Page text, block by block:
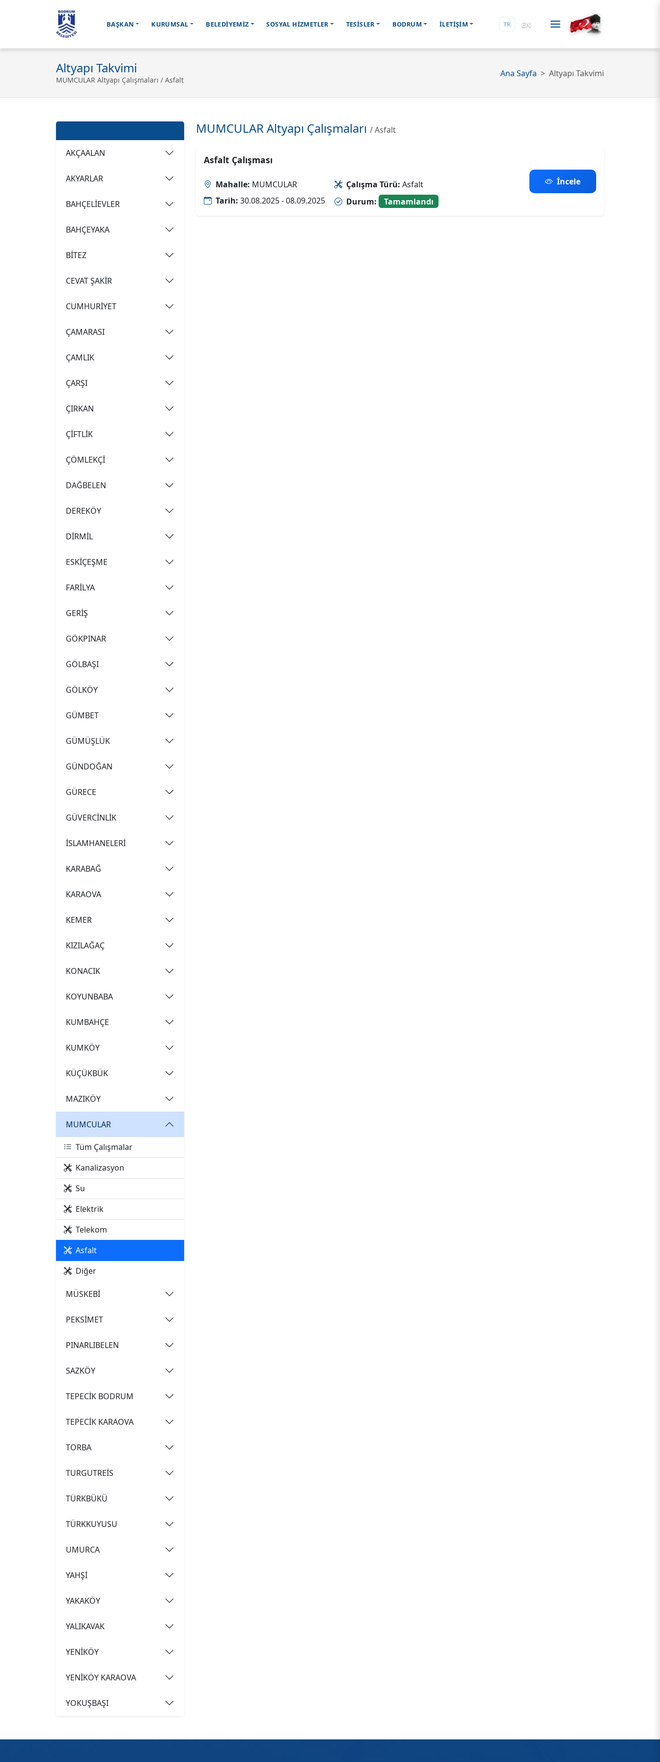
BAŞKAN KURUMSAL BELEDİYEMİZ SOSYAL HİZMETLER TESİSLER BODRUM İLETİŞİM TR EN
Altyapı Takvimi
MUMCULAR Altyapı Çalışmaları / Asfalt
Ana Sayfa Altyapı Takvimi
AKÇAALAN
AKYARLAR
BAHÇELİEVLER
BAHÇEYAKA
BİTEZ
CEVAT ŞAKİR
CUMHURİYET
ÇAMARASI
ÇAMLIK
ÇARŞI
ÇIRKAN
ÇİFTLİK
ÇÖMLEKÇİ
DAĞBELEN
DEREKÖY
DİRMİL
ESKİÇEŞME
FARİLYA
GERİŞ
GÖKPINAR
GÖLBAŞI
GÖLKÖY
GÜMBET
GÜMÜŞLÜK
GÜNDOĞAN
GÜRECE
GÜVERCİNLİK
İSLAMHANELERİ
KARABAĞ
KARAOVA
KEMER
KIZILAĞAÇ
KONACIK
KOYUNBABA
KUMBAHÇE
KUMKÖY
KÜÇÜKBÜK
MAZIKÖY
MUMCULAR
Tüm Çalışmalar
Kanalizasyon
Su
Elektrik
Telekom
Asfalt
Diğer
MÜSKEBİ
PEKSİMET
PINARLIBELEN
SAZKÖY
TEPECİK BODRUM
TEPECİK KARAOVA
TORBA
TURGUTREİS
TÜRKBÜKÜ
TÜRKKUYUSU
UMURCA
YAHŞİ
YAKAKÖY
YALIKAVAK
YENİKÖY
YENİKÖY KARAOVA
YOKUŞBAŞI
MUMCULAR Altyapı Çalışmaları / Asfalt
Asfalt Çalışması
Mahalle: MUMCULAR Çalışma Türü: Asfalt
Tarih: 30.08.2025 - 08.09.2025 Durum: Tamamlandı
İncele